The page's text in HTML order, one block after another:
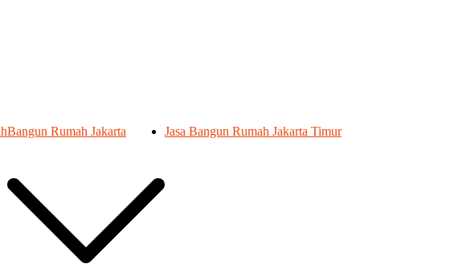
Bangun Rumah Jakarta Jasa Bangun Rumah Jakarta Timur